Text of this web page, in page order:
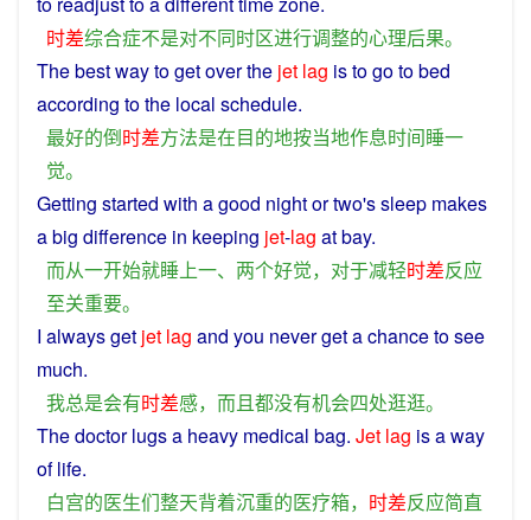
时差综合症不是对不同时区进行调整的心理后果。
Thebestwayto getoverthe jet lag istogotobed
according to the local schedule.
最好的倒时差方法是在目的地按当地作息时间睡一
觉。
Getting started with agood night ortwo'ssleep makes
abig difference in keeping jet-lag at bay.
而从一开始就睡上一、 两个好觉， 对于减轻时差反应
至关重要。
I alwaysget jet lag and you nevergetachanceto see
much.
我总是会有时差感， 而且都没有机会四处逛逛。
Thedoctorlugsa heavy medical bag. Jet lag isa way
oflife.
白宫的医生们整天背着沉重的医疗箱， 时差反应简直